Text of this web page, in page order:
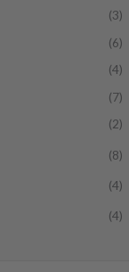
(3)
(6)
(4)
(7)
(2)
(8)
(4)
(4)